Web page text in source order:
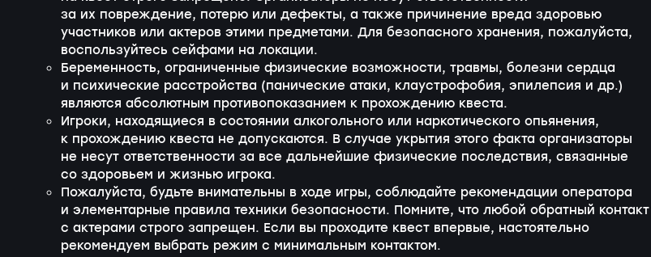
за их повреждение, потерю или дефекты, а также причинение вреда здоровью
участников или актеров этими предметами. Для безопасного хранения, пожалуйста,
воспользуйтесь сейфами на локации.
Беременность, ограниченные физические возможности, травмы, болезни сердца
и психические расстройства (панические атаки, клаустрофобия, эпилепсия и др.)
являются абсолютным противопоказанием к прохождению квеста.
Игроки, находящиеся в состоянии алкогольного или наркотического опьянения,
к прохождению квеста не допускаются. В случае укрытия этого факта организаторы
не несут ответственности за все дальнейшие физические последствия, связанные
со здоровьем и жизнью игрока.
Пожалуйста, будьте внимательны в ходе игры, соблюдайте рекомендации оператора
и элементарные правила техники безопасности. Помните, что любой обратный контакт
с актерами строго запрещен. Если вы проходите квест впервые, настоятельно
рекомендуем выбрать режим с минимальным контактом.